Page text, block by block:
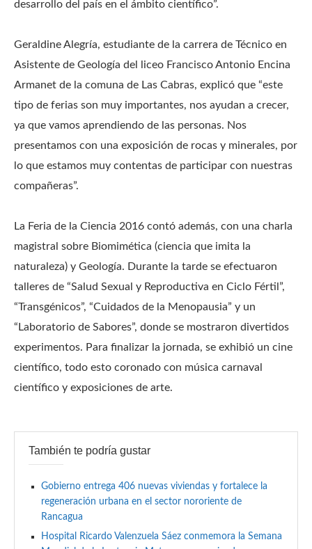
desarrollo del país en el ámbito científico”.
Geraldine Alegría, estudiante de la carrera de Técnico en
Asistente de Geología del liceo Francisco Antonio Encina
Armanet de la comuna de Las Cabras, explicó que “este
tipo de ferias son muy importantes, nos ayudan a crecer,
ya que vamos aprendiendo de las personas. Nos
presentamos con una exposición de rocas y minerales, por
lo que estamos muy contentas de participar con nuestras
compañeras”.
La Feria de la Ciencia 2016 contó además, con una charla
magistral sobre Biomimética (ciencia que imita la
naturaleza) y Geología. Durante la tarde se efectuaron
talleres de “Salud Sexual y Reproductiva en Ciclo Fértil”,
“Transgénicos”, “Cuidados de la Menopausia” y un
“Laboratorio de Sabores”, donde se mostraron divertidos
experimentos. Para finalizar la jornada, se exhibió un cine
científico, todo esto coronado con música carnaval
científico y exposiciones de arte.
También te podría gustar
Gobierno entrega 406 nuevas viviendas y fortalece la
regeneración urbana en el sector nororiente de
Rancagua
Hospital Ricardo Valenzuela Sáez conmemora la Semana